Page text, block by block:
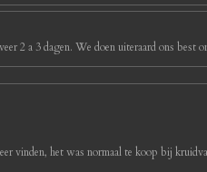
2 a 3 dagen. We doen uiteraard ons best
vinden, het was normaal te koop bij